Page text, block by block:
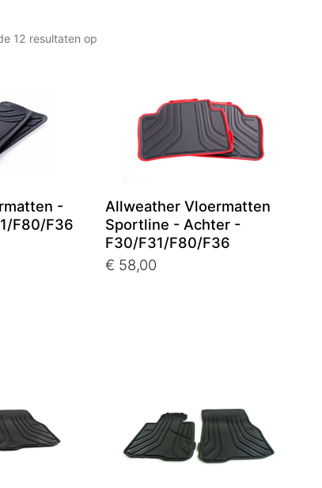
12 resultaten op
-
F80/F36
Allweather Vloermatten
Sportline - Achter -
F30/F31/F80/F36
€ 58,00